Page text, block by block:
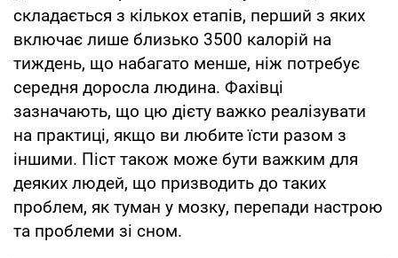
складається з кількох етапів, перший з яких
включає лише близько 3500 калорій на
тиждень, що набагато менше, ніж потребує
середня доросла людина. Фахівці
зазначають, що цю дієту важко реалізувати
на практиці, якщо ви любите їсти разом з
іншими. Піст також може бути важким для
деяких людей, що призводить до таких
проблем, як туман у мозку, перепади настрою
та проблеми зі сном.